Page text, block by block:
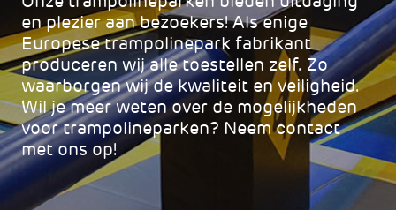
en plezier aan bezoekers! Als enige
Europese trampolinepark fabrikant
produceren wij alle toestellen zelf. Zo
waarborgen wij de kwaliteit en veiligheid.
Wil je meer weten over de mogelijkheden
voor trampolineparken? Neem contact
met ons op!